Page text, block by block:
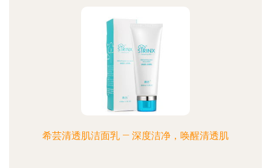
希芸清透肌洁面乳 — 深度洁净，唤醒清透肌